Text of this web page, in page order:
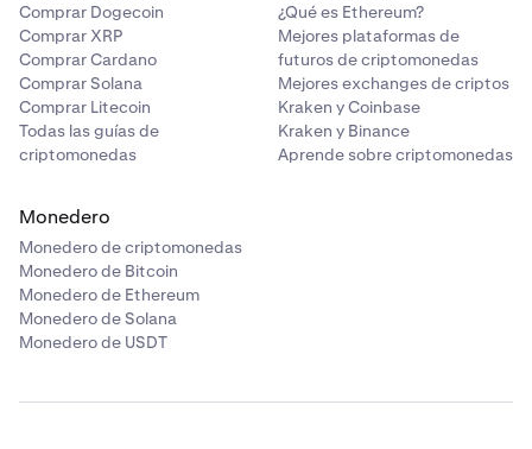
Comprar Dogecoin
Comprar XRP
Comprar Cardano
Comprar Solana
Comprar Litecoin
Todas las guías de
criptomonedas
¿Qué es Ethereum?
Mejores plataformas de
futuros de criptomonedas
Mejores exchanges de criptos
Kraken y Coinbase
Kraken y Binance
Aprende sobre criptomonedas
Monedero
Monedero de criptomonedas
Monedero de Bitcoin
Monedero de Ethereum
Monedero de Solana
Monedero de USDT